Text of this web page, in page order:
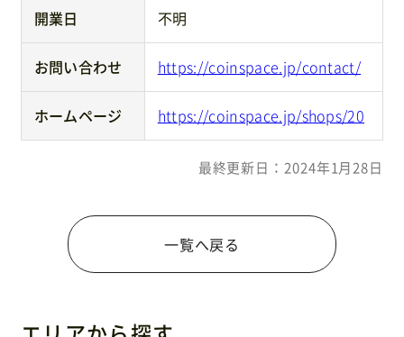
開業日 不明
お問い合わせ https://coinspace.jp/contact/
ホームページ https://coinspace.jp/shops/20
最終更新日：2024年1月28日
一覧へ戻る